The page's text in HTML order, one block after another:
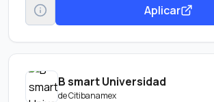
Aplicar
B smart Universidad
deCitibanamex